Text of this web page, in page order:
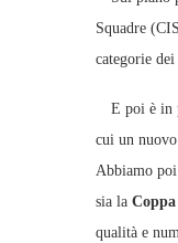
Squadre
categorie
E poi è in
cui un
Abbiamo
sia la
qualità e